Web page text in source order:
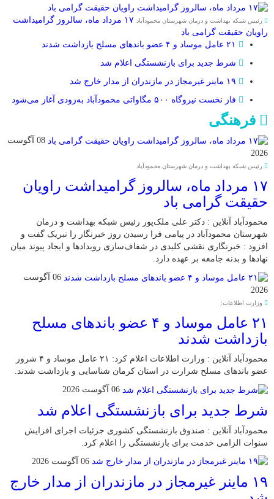
رئیس شبکه بهداشت و درمان شهرستان محمودآباد
۱۷ مرداد ماه، سالروز گرامیداشت
راویان حقیقت گرامی باد
شرط جدید برای بازنشستگی اعلام شد
فاز نخست نیروگاه ۵۰۰ مگاواتی محمودآباد به‌زودی آغاز می‌شود
فرهنگی
08 آگوست
2026
رئیس شبکه بهداشت و درمان شهرستان محمودآباد
۱۷ مرداد ماه، سالروز گرامیداشت راویان
حقیقت گرامی باد
محمودآباد آنلاین : دکتر علی ملک‌پور رئیس شبکه بهداشت و درمان
شهرستان محمودآباد در پیامی فرا رسیدن روز خبرنگار را تبریک گفت و
افزود : خبرنگاری نقشی کلیدی در شفاف‌سازی رویدادها و ایجاد پیوند میان
نهادها و بدنه جامعه بر عهده دارد.
06 آگوست
2026
وزارت اطلاعات:
۲۱ عامل موساد و ۴ عضو باند‌های مسلح
بازداشت شدند
محمودآباد آنلاین : وزارت اطلاعات اعلام کرد: ۲۱ عامل موساد و ۴ شرور
عضو باند‌های مسلح شرارت در استان کرمان شناسایی و بازداشت شدند.
06 آگوست 2026
شرط جدید برای بازنشستگی اعلام شد
محمودآباد آنلاین : صندوق بازنشستگی کشوری جزئیات اجرای افزایش
سنوات الزامی خدمت برای بازنشستگی را اعلام کرد.
06 آگوست 2026
۱۹ ماینر غیرمجاز در مازندران از مدار خارج